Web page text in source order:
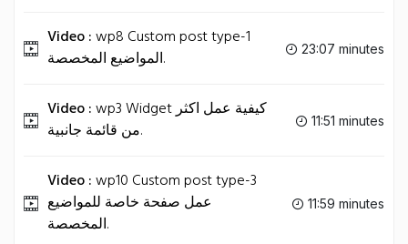
Video :wp8 Custom post type-1
المواضيع المخصصة.
23:07 minutes
Video :wp3 Widget كيفية عمل اكثر
من قائمة جانبية.
11:51 minutes
Video :wp10 Custom post type-3
عمل صفحة خاصة للمواضيع
المخصصة.
11:59 minutes